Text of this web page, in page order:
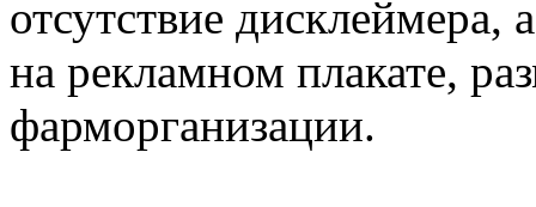
отсутствие дисклеймера,
на рекламном плакате,
фарморганизации.